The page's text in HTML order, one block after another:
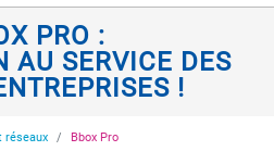
PRO :
AU SERVICE DES
!
réseaux Bbox Pro